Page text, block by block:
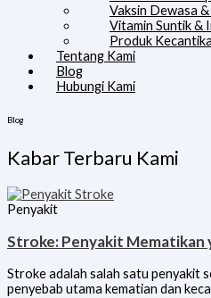
Vaksin Dewasa
Vitamin Suntik &
Produk
Tentang Kami
Blog
Hubungi Kami
Blog
Kabar Terbaru Kami
Penyakit
Stroke: Penyakit Mematikan
Stroke adalah salah satu penyakit
penyebab utama kematian dan